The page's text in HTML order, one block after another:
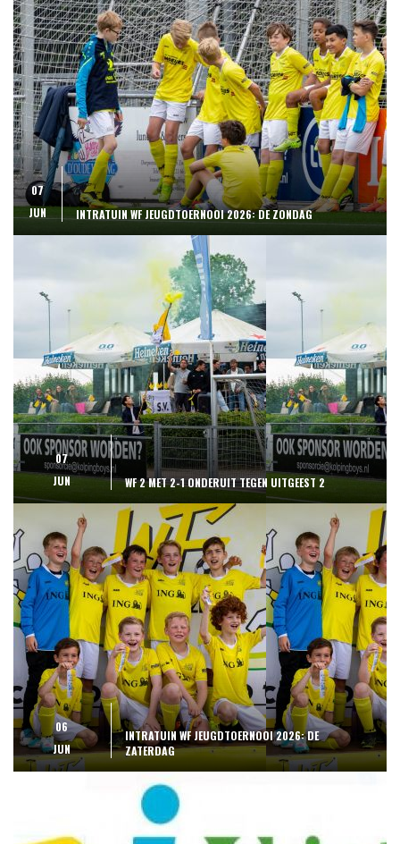
07
JUN
INTRATUIN WF JEUGDTOERNOOI 2026: DE ZONDAG
07
JUN
​​WF 2 MET 2-1 ONDERUIT TEGEN UITGEEST 2​
06
JUN
​INTRATUIN WF JEUGDTOERNOOI 2026: DE
ZATERDAG